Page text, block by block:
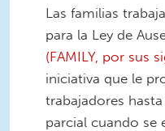
Las familias
para la Ley de
(FAMILY, por sus
iniciativa que le
trabajadores
parcial cuando se